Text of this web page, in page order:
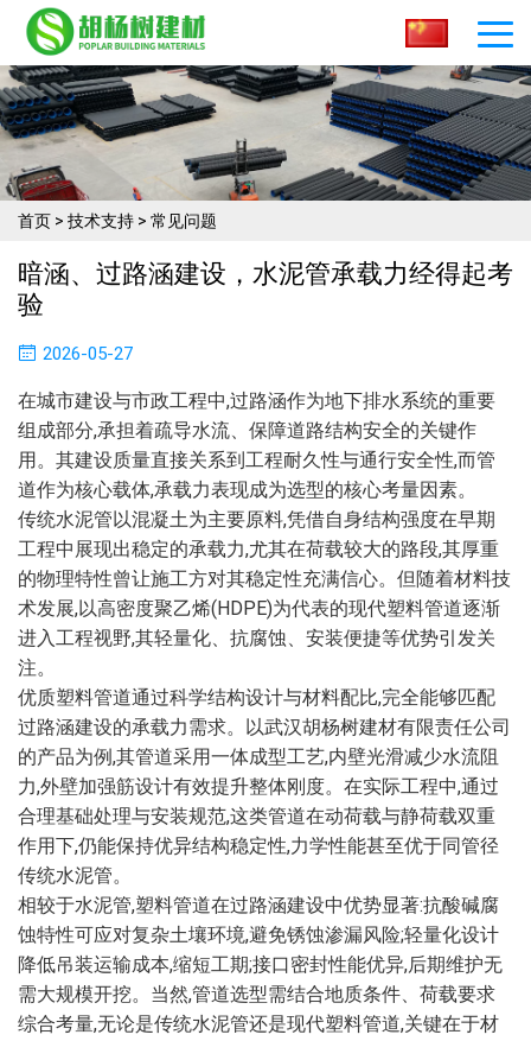
首页 > 技术支持 > 常见问题
暗涵、过路涵建设，水泥管承载力经得起考
验
2026-05-27
在城市建设与市政工程中,过路涵作为地下排水系统的重要
组成部分,承担着疏导水流、保障道路结构安全的关键作
用。其建设质量直接关系到工程耐久性与通行安全性,而管
道作为核心载体,承载力表现成为选型的核心考量因素。
传统水泥管以混凝土为主要原料,凭借自身结构强度在早期
工程中展现出稳定的承载力,尤其在荷载较大的路段,其厚重
的物理特性曾让施工方对其稳定性充满信心。但随着材料技
术发展,以高密度聚乙烯(HDPE)为代表的现代塑料管道逐渐
进入工程视野,其轻量化、抗腐蚀、安装便捷等优势引发关
注。
优质塑料管道通过科学结构设计与材料配比,完全能够匹配
过路涵建设的承载力需求。以武汉胡杨树建材有限责任公司
的产品为例,其管道采用一体成型工艺,内壁光滑减少水流阻
力,外壁加强筋设计有效提升整体刚度。在实际工程中,通过
合理基础处理与安装规范,这类管道在动荷载与静荷载双重
作用下,仍能保持优异结构稳定性,力学性能甚至优于同管径
传统水泥管。
相较于水泥管,塑料管道在过路涵建设中优势显著:抗酸碱腐
蚀特性可应对复杂土壤环境,避免锈蚀渗漏风险;轻量化设计
降低吊装运输成本,缩短工期;接口密封性能优异,后期维护无
需大规模开挖。当然,管道选型需结合地质条件、荷载要求
综合考量,无论是传统水泥管还是现代塑料管道,关键在于材